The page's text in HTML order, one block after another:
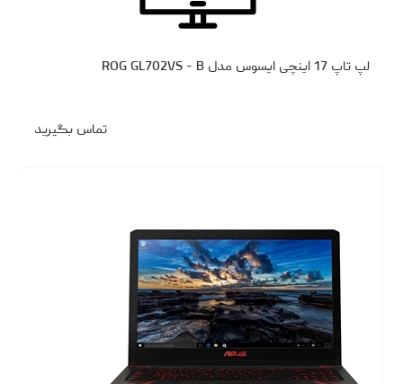
لپ تاپ 17 اینچی ایسوس مدل ROG GL702VS - B
تماس بگیرید